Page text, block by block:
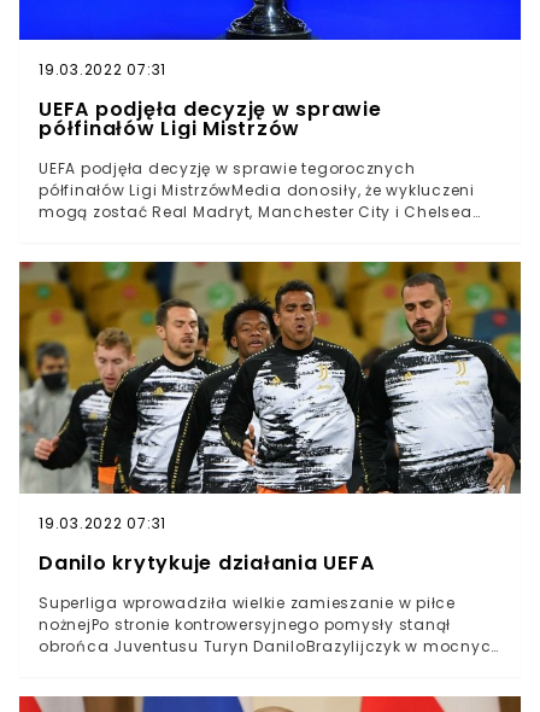
19.03.2022 07:31
UEFA podjęła decyzję w sprawie
półfinałów Ligi Mistrzów
UEFA podjęła decyzję w sprawie tegorocznych
półfinałów Ligi MistrzówMedia donosiły, że wykluczeni
mogą zostać Real Madryt, Manchester City i Chelsea
federacji w tej sprawieOd kilku dni trwała batalia
pomiędzy UEFA a dwunastoma europejskimi klubami,
które zdecydowały się utworzyć Superligę. Europejska
federacja od samego początku była przeciwna temu
pomysłowi i zapowiadała dotkliwe sankcje dla
wszystkich zbuntowanych ekip.Jedną z nich miało być
wykluczenie z europejskich pucharów. I choć pomysł
Superligi upadł po trzech dniach, to UEFA wciąż
zamierza ukarać separatystów. Media informowały, że
kluby założycielskie Superligi mogą zostać wykluczone
nawet z obecnej sezonu europejskich pucharów.
19.03.2022 07:31
Danilo krytykuje działania UEFA
Superliga wprowadziła wielkie zamieszanie w piłce
nożnejPo stronie kontrowersyjnego pomysły stanął
obrońca Juventusu Turyn DaniloBrazylijczyk w mocnych